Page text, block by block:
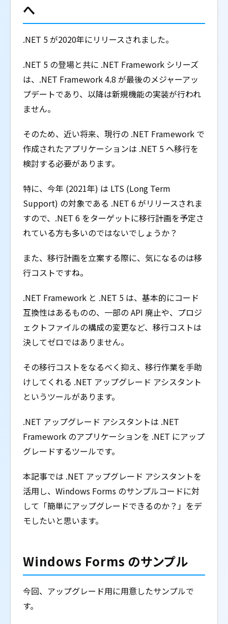
へ
.NET 5 が2020年にリリースされました。
.NET 5 の登場と共に .NET Framework シリーズ
は、.NET Framework 4.8 が最後のメジャーアッ
プデートであり、以降は新規機能の実装が行われ
ません。
そのため、近い将来、現行の .NET Framework で
作成されたアプリケーションは .NET 5 へ移行を
検討する必要があります。
特に、今年 (2021年) は LTS (Long Term
Support) の対象である .NET 6 がリリースされま
すので、.NET 6 をターゲットに移行計画を予定さ
れている方も多いのではないでしょうか？
また、移行計画を立案する際に、気になるのは移
行コストですね。
.NET Framework と .NET 5 は、基本的にコード
互換性はあるものの、一部の API 廃止や、プロジ
ェクトファイルの構成の変更など、移行コストは
決してゼロではありません。
その移行コストをなるべく抑え、移行作業を手助
けしてくれる .NET アップグレード アシスタント
というツールがあります。
.NET アップグレード アシスタントは .NET
Framework のアプリケーションを .NET にアップ
グレードするツールです。
本記事では .NET アップグレード アシスタントを
活用し、Windows Forms のサンプルコードに対
して「簡単にアップグレードできるのか？」をデ
モしたいと思います。
Windows Forms のサンプル
今回、アップグレード用に用意したサンプルで
す。